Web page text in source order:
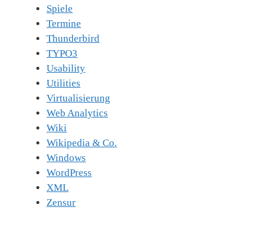
Spiele
Termine
Thunderbird
TYPO3
Usability
Utilities
Virtualisierung
Web Analytics
Wiki
Wikipedia & Co.
Windows
WordPress
XML
Zensur